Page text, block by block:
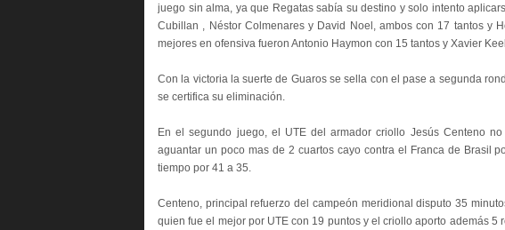
juego sin alma, ya que Regatas sabía su destino y solo intento
Cubillan , Néstor Colmenares y David Noel, ambos con 17 tantos y
mejores en ofensiva fueron Antonio Haymon con 15 tantos y Xavier
Con la victoria la suerte de Guaros se sella con el pase a segunda
se certifica su eliminación.
En el segundo juego, el UTE del armador criollo Jesús Centeno
aguantar un poco mas de 2 cuartos cayo contra el Franca de Brasil
tiempo por 41 a 35.
Centeno, principal refuerzo del campeón meridional disputo 35
quien fue el mejor por UTE con 19 puntos y el criollo aporto además